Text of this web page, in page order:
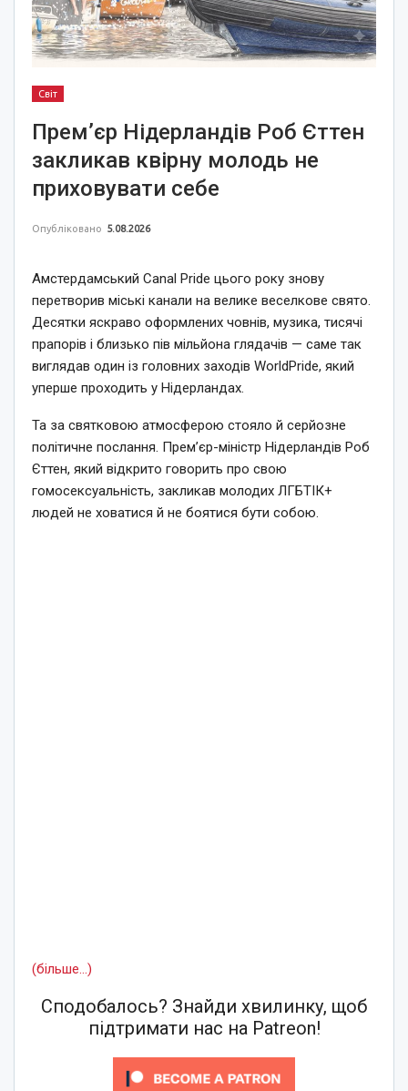
Світ
Прем’єр Нідерландів Роб Єттен
закликав квірну молодь не
приховувати себе
Опубліковано 5.08.2026
Амстердамський Canal Pride цього року знову
перетворив міські канали на велике веселкове свято.
Десятки яскраво оформлених човнів, музика, тисячі
прапорів і близько пів мільйона глядачів — саме так
виглядав один із головних заходів WorldPride, який
уперше проходить у Нідерландах.
Та за святковою атмосферою стояло й серйозне
політичне послання. Прем’єр-міністр Нідерландів Роб
Єттен, який відкрито говорить про свою
гомосексуальність, закликав молодих ЛГБТІК+
людей не ховатися й не боятися бути собою.
(більше…)
Сподобалось? Знайди хвилинку, щоб
підтримати нас на Patreon!